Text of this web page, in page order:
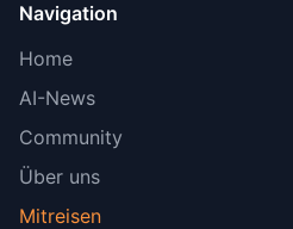
Navigation
Home
AI-News
Community
Über uns
Mitreisen